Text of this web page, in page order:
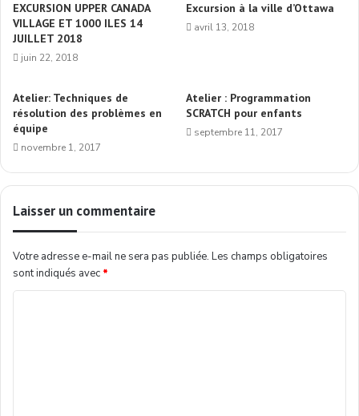
EXCURSION UPPER CANADA
VILLAGE ET 1000 ILES 14
JUILLET 2018
juin 22, 2018
Excursion à la ville d’Ottawa
avril 13, 2018
Atelier: Techniques de
résolution des problèmes en
équipe
novembre 1, 2017
Atelier : Programmation
SCRATCH pour enfants
septembre 11, 2017
Laisser un commentaire
Votre adresse e-mail ne sera pas publiée. Les champs obligatoires
sont indiqués avec *